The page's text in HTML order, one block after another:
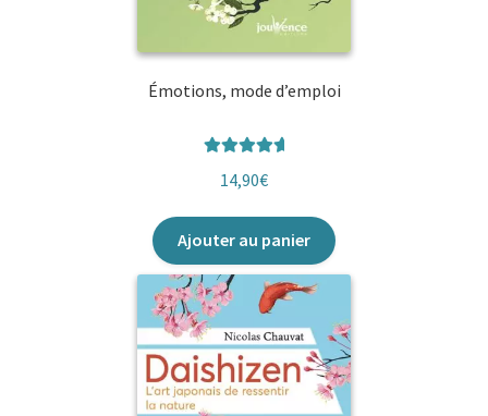
Émotions, mode d’emploi
sur 5
14,90€
Ajouter au panier